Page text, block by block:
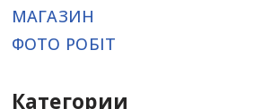
МАГАЗИН
ФОТО РОБІТ
Категории